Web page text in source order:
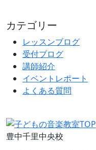
カテゴリー
レッスンブログ
受付ブログ
講師紹介
イベントレポート
よくある質問
豊中千里中央校